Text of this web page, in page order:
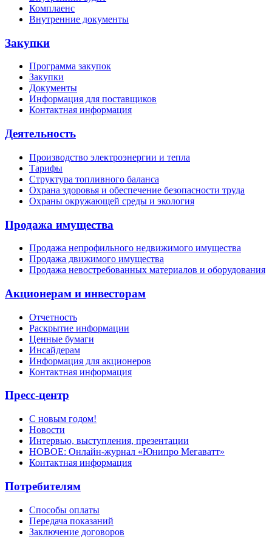
Комплаенс
Внутренние документы
Закупки
Программа закупок
Закупки
Документы
Информация для поставщиков
Контактная информация
Деятельность
Производство электроэнергии и тепла
Тарифы
Структура топливного баланса
Охрана здоровья и обеспечение безопасности труда
Охраны окружающей среды и экология
Продажа имущества
Продажа непрофильного недвижимого имущества
Продажа движимого имущества
Продажа невостребованных материалов и оборудования
Акционерам и инвесторам
Отчетность
Раскрытие информации
Ценные бумаги
Инсайдерам
Информация для акционеров
Контактная информация
Пресс-центр
С новым годом!
Новости
Интервью, выступления, презентации
НОВОЕ: Онлайн-журнал «Юнипро Мегаватт»
Контактная информация
Потребителям
Способы оплаты
Передача показаний
Заключение договоров